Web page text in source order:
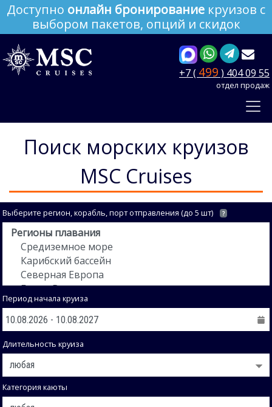
Доступно онлайн бронирование круизов с
выбором пакетов, опций и скидок
+7 ( 499 ) 404 09 55
отдел продаж
Поиск морских круизов
MSC Cruises
Выберите регион, корабль, порт отправления (до 5 шт) ?
Период начала круиза
Длительность круиза
Категория каюты